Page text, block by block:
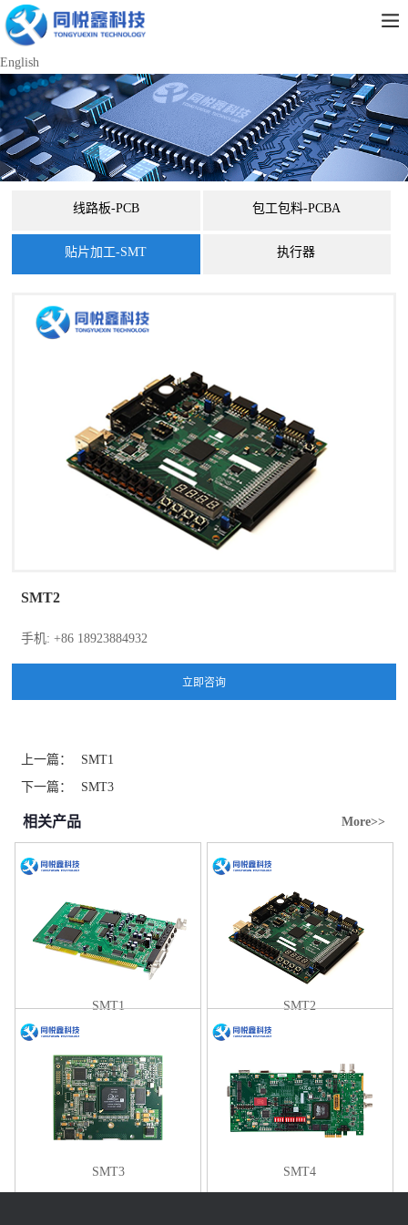
English
线路板-PCB 包工包料-PCBA
贴片加工-SMT 执行器
SMT2
手机: +86 18923884932
上一篇：
SMT1
下一篇：
SMT3
相关产品 More>>
SMT1 SMT2
SMT3 SMT4